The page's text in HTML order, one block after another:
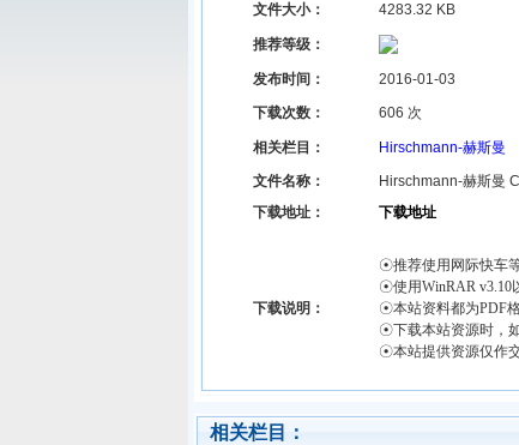
文件大小：
4283.32 KB
推荐等级：
发布时间：
2016-01-03
下载次数：
606 次
相关栏目 ：
Hirschmann-赫斯曼
文件名称 ：
Hirschmann-赫斯曼
下载地址：
下载地址
下载说明：
☉推荐使用网际快车
☉使用WinRAR v3.10
☉本站资料都为PDF格
☉下载本站资源时，
☉本站提供资源仅作
相关栏目：